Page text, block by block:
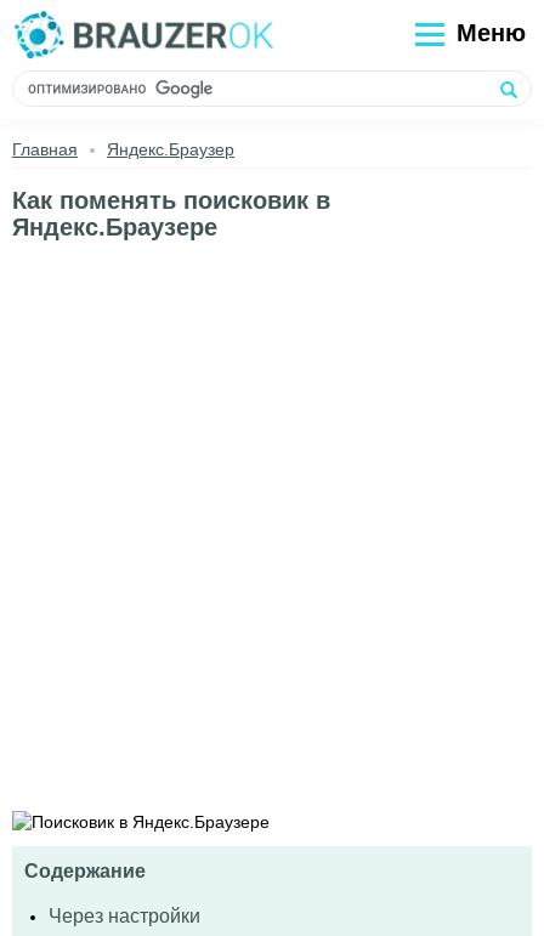
Меню
Главная Яндекс.Браузер
Как поменять поисковик в
Яндекс.Браузере
Содержание
Через настройки